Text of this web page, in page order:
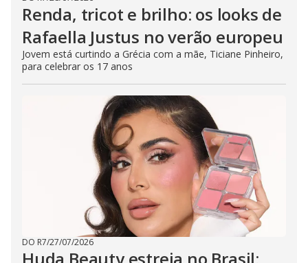
Renda, tricot e brilho: os looks de
Rafaella Justus no verão europeu
Jovem está curtindo a Grécia com a mãe, Ticiane Pinheiro,
para celebrar os 17 anos
DO R7/27/07/2026